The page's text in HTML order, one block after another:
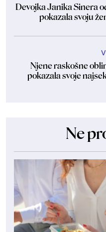
Devojka Janika Sinera
pokazala svoju
Njene raskošne
pokazala svoje
Ne